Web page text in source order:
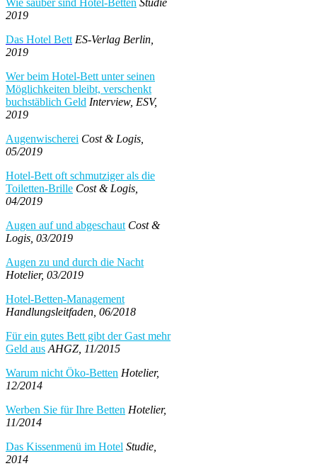
2019
Das Hotel Bett ES-Verlag Berlin,
2019
Wer beim Hotel-Bett unter seinen
Möglichkeiten bleibt, verschenkt
buchstäblich Geld Interview, ESV,
2019
Augenwischerei Cost & Logis,
05/2019
Hotel-Bett oft schmutziger als die
Toiletten-Brille Cost & Logis,
04/2019
Augen auf und abgeschaut Cost &
Logis, 03/2019
Augen zu und durch die Nacht
Hotelier, 03/2019
Hotel-Betten-Management
Handlungsleitfaden, 06/2018
Für ein gutes Bett gibt der Gast mehr
Geld aus AHGZ, 11/2015
Warum nicht Öko-Betten Hotelier,
12/2014
Werben Sie für Ihre Betten Hotelier,
11/2014
Das Kissenmenü im Hotel Studie,
2014